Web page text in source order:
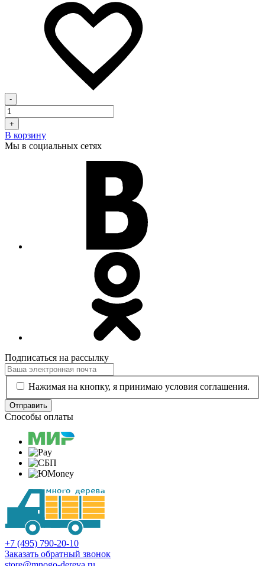
-
+
В корзину
Мы в социальных сетях
Подписаться на рассылку
Нажимая на кнопку, я принимаю условия соглашения.
Отправить
Способы оплаты
+7 (495) 790-20-10
Заказать обратный звонок